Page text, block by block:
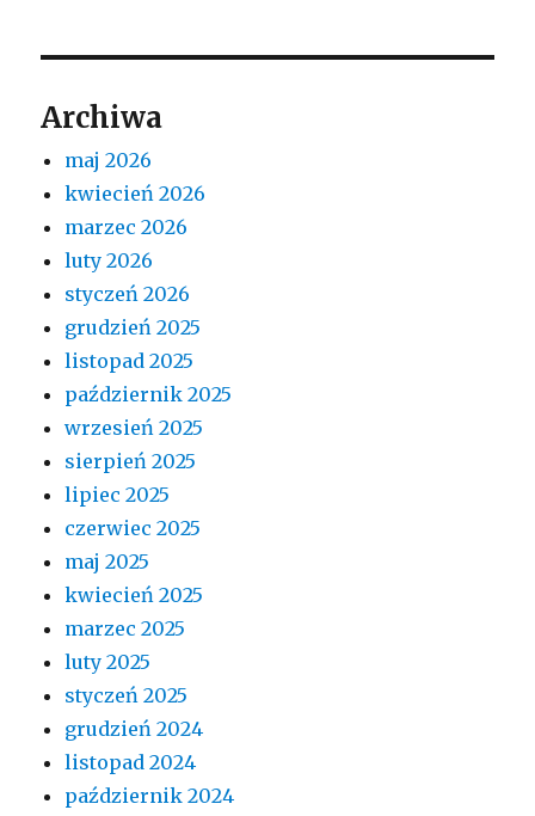
Archiwa
maj 2026
kwiecień 2026
marzec 2026
luty 2026
styczeń 2026
grudzień 2025
listopad 2025
październik 2025
wrzesień 2025
sierpień 2025
lipiec 2025
czerwiec 2025
maj 2025
kwiecień 2025
marzec 2025
luty 2025
styczeń 2025
grudzień 2024
listopad 2024
październik 2024